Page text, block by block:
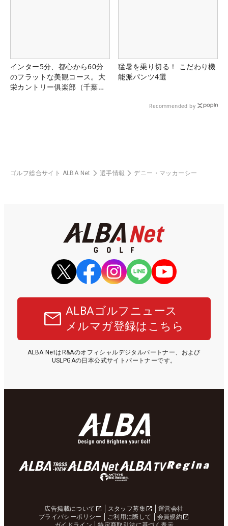
インター5分、都心から60分
のフラットな美観コース。大
栄カントリー俱楽部（千葉
猛暑を乗り切る！ こだわり機
能派パンツ4選
Recommended by
ゴルフ総合サイト ALBA Net 選手情報 デニー・マッカーシー
ALBAゴルフニュース
メルマガ登録はこちら
ALBA NetはR&Aのオフィシャルデジタルパートナー、および
USLPGAの日本公式サイトパートナーです。
広告掲載について スタッフ募集
運営会社
プライバシーポリシー
ご利用に際して
会員規約